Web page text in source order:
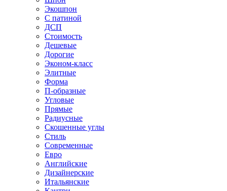
Экошпон
С патиной
ДСП
Стоимость
Дешевые
Дорогие
Эконом-класс
Элитные
Форма
П-образные
Угловые
Прямые
Радиусные
Скошенные углы
Стиль
Современные
Евро
Английские
Дизайнерские
Итальянские